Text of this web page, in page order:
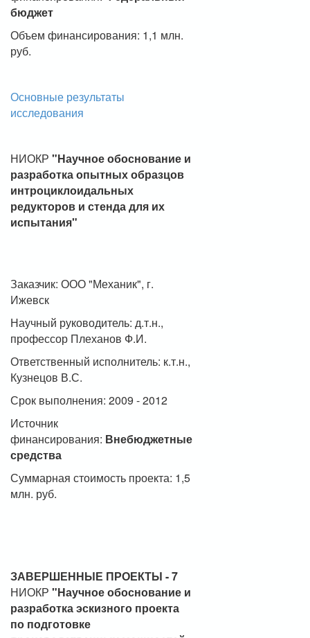
бюджет
Объем финансирования: 1,1 млн.
руб.
Основные результаты
исследования
НИОКР "Научное обоснование и
разработка опытных образцов
интроциклоидальных
редукторов и стенда для их
испытания"
Заказчик: ООО "Механик", г.
Ижевск
Научный руководитель: д.т.н.,
профессор Плеханов Ф.И.
Ответственный исполнитель: к.т.н.,
Кузнецов В.С.
Срок выполнения: 2009 - 2012
Источник
финансирования: Внебюджетные
средства
Суммарная стоимость проекта: 1,5
млн. руб.
ЗАВЕРШЕННЫЕ ПРОЕКТЫ - 7
НИОКР "Научное обоснование и
разработка эскизного проекта
по подготовке